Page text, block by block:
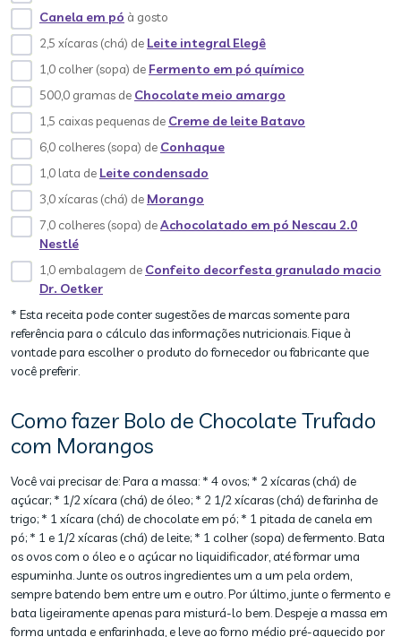
Canela em pó à gosto
2,5 xícaras (chá) de Leite integral Elegê
1,0 colher (sopa) de Fermento em pó químico
500,0 gramas de Chocolate meio amargo
1,5 caixas pequenas de Creme de leite Batavo
6,0 colheres (sopa) de Conhaque
1,0 lata de Leite condensado
3,0 xícaras (chá) de Morango
7,0 colheres (sopa) deAchocolatado em pó Nescau 2.0
Nestlé
1,0 embalagem de Confeito decorfesta granulado macio
Dr. Oetker
* Esta receita pode conter sugestões de marcas somente para
referência para o cálculo das informações nutricionais. Fique à
vontade para escolher o produto do fornecedor ou fabricante que
você preferir.
Como fazer Bolo de Chocolate Trufado
com Morangos
Você vai precisar de: Para a massa: * 4 ovos; * 2 xícaras (chá) de
açúcar; * 1/2 xícara (chá) de óleo; * 2 1/2 xícaras (chá) de farinha de
trigo; * 1 xícara (chá) de chocolate em pó; * 1 pitada de canela em
pó; * 1 e 1/2 xícaras (chá) de leite; * 1 colher (sopa) de fermento. Bata
os ovos com o óleo e o açúcar no liquidificador, até formar uma
espuminha. Junte os outros ingredientes um a um pela ordem,
sempre batendo bem entre um e outro. Por último, junte o fermento e
bata ligeiramente apenas para misturá-lo bem. Despeje a massa em
forma untada e enfarinhada, e leve ao forno médio pré-aquecido por